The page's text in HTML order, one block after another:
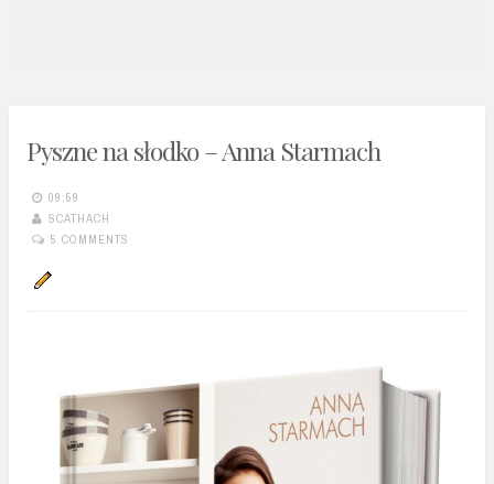
Pyszne na słodko – Anna Starmach
09:59
SCATHACH
5 COMMENTS